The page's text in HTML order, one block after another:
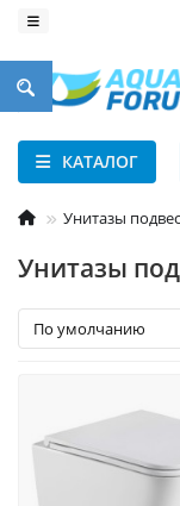
КАТАЛОГ
Унитазы
Унитазы